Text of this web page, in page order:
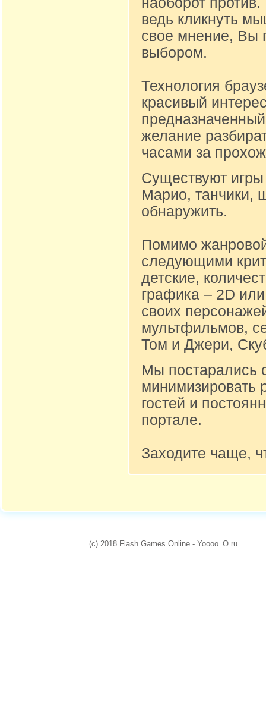
ведь кликнуть
свое мнение, Вы
выбором.
Технология
красивый
желание
часами за
Существуют игры
Марио, танчики,
обнаружить.
Помимо
следующими
детские,
графика – 2D
своих
мультфильмов,
Том и Джери,
Мы постарались
минимизировать
гостей и
портале.
Заходите чаще,
(c) 2018 Flash Games Online - Yoooo_O.ru